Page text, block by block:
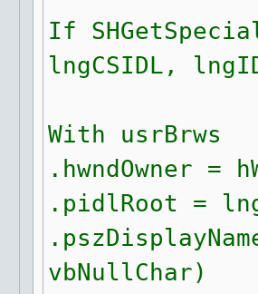
If
lngCSIDL,
With usrBrws
.hwndOwner =
.pidlRoot =
vbNullChar)